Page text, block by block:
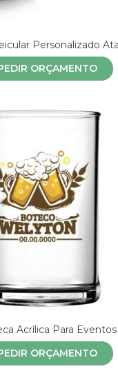
Personalizado
ORÇAMENTO
Acrílica Para Eventos
ORÇAMENTO